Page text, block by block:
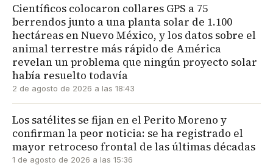
Científicos colocaron collares GPS a 75
berrendos junto a una planta solar de 1.100
hectáreas en Nuevo México, y los datos sobre el
animal terrestre más rápido de América
revelan un problema que ningún proyecto solar
había resuelto todavía
2 de agosto de 2026 a las 18:43
Los satélites se fijan en el Perito Moreno y
confirman la peor noticia: se ha registrado el
mayor retroceso frontal de las últimas décadas
1 de agosto de 2026 a las 15:36